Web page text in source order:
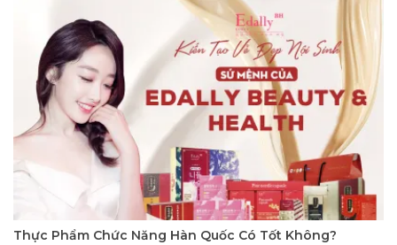
Thực Phẩm Chức Năng Hàn Quốc Có Tốt Không?